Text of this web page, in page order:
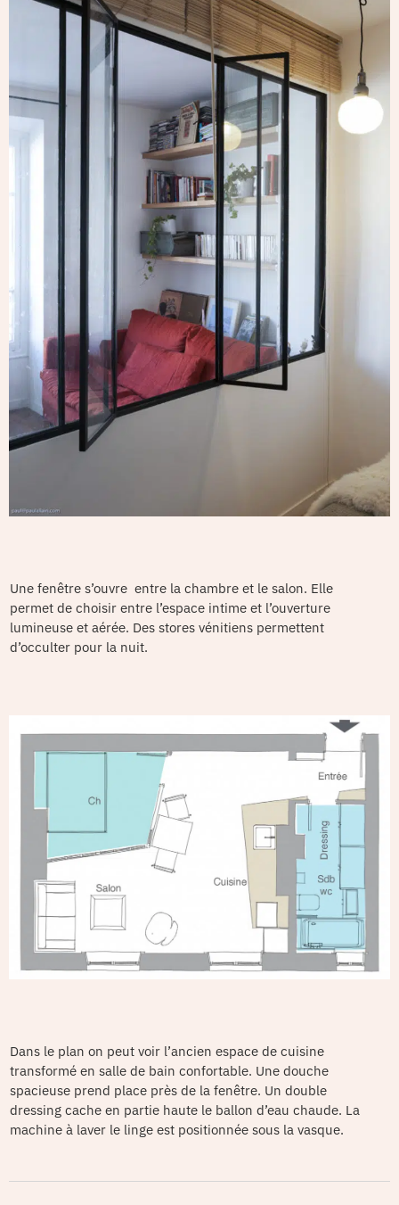
Une fenêtre s’ouvre entre la chambre et le salon. Elle
permet de choisir entre l’espace intime et l’ouverture
lumineuse et aérée. Des stores vénitiens permettent
d’occulter pour la nuit.
Dans le plan on peut voir l’ancien espace de cuisine
transformé en salle de bain confortable. Une douche
spacieuse prend place près de la fenêtre. Un double
dressing cache en partie haute le ballon d’eau chaude. La
machine à laver le linge est positionnée sous la vasque.